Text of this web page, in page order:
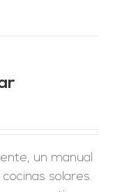
un manual
solares.